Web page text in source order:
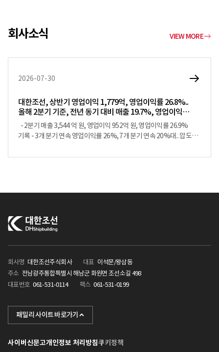
회사소식 VIEW MORE
2026-07-30
대한조선, 상반기 영업이익 1,779억, 영업이익률 26.8%..
올해 2분기 기준, 전년 동기 대비 매출 19.7%, 영업이익
52.3% 증가
기록 - 3개 분기 연속 영업이익률 26%, 7개 분기 연속 20%대.. 압도적
상반기 업계 최고 수준의 원가 경쟁력과 ‘영업 레버리지(Operating
2025.2Q 2026. 2Q 2025상반기 2026 상반기 매출액 2,960 3,544
6,037 6,627 영업이익 (%) 625 (21.1%) 952 (26.9%) 1,322
실적에서 가장 주목해야 할 점은 ‘영업이익’의 증가세다. 특히 올해
2분기 기준, 전년 동기 대비 매출(19.7%)보다 영업이익(52.3%)이
크게 증가하는 ‘영업 레버리지 효과’를 증명해냈다. 이는 주력 선종의
반복 건조를 통한 생산성 향상과 경영 관리 혁신 등이 주효했던 것으로
(단위 : 억 원,%) 구분 2024년 2025년 2026년 4Q 1Q
이와 함께 분기별 수익성 역시 업계 최고 수준이다. 대한조선의 2분기
회사명 대한조선주식회사 대표 이석문/왕삼동
주소 전남광주통합특별시 해남군 화원면 조선소길 498
대표번호 061-531-0114 팩스 061-531-0199
패밀리 사이트 바로가기
KHI
케이조선
사이버신문고개인정보 처리방침쿠키정책